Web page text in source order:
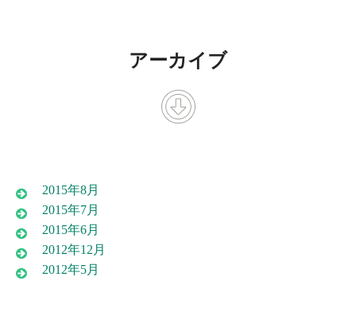
アーカイブ
2015年8月
2015年7月
2015年6月
2012年12月
2012年5月